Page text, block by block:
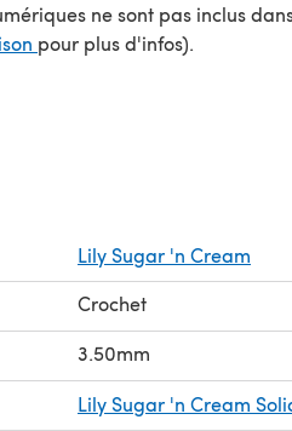
ne sont pas inclus
(s'ouvre dans un nouvel
pour plus d'infos).
Lily Sugar 'n Cream
Crochet
3.50mm
Lily Sugar 'n Cream